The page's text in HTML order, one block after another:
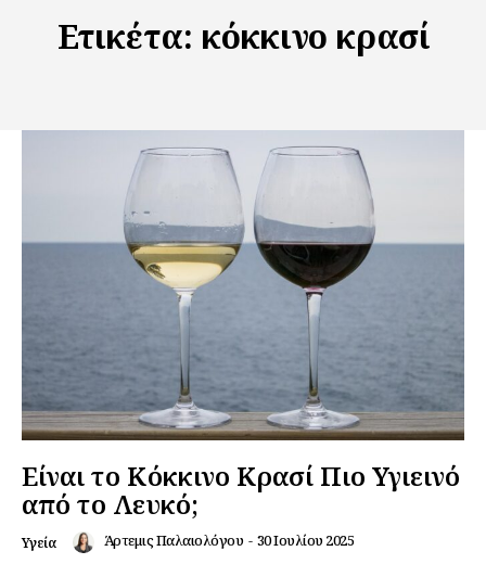
Ετικέτα: κόκκινο κρασί
Είναι το Κόκκινο Κρασί Πιο Υγιεινό
από το Λευκό;
Υγεία Άρτεμις Παλαιολόγου - 30 Ιουλίου 2025